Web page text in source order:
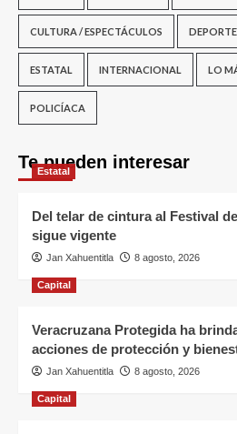
CULTURA / ESPECTÁCULOS
ESTATAL INTERNACIONAL LO
POLICÍACA
Te pueden interesar
Estatal
Del telar de cintura al Festival
sigue vigente
Jan Xahuentitla 8 agosto, 2026
Capital
Veracruzana Protegida ha
acciones de protección y
Jan Xahuentitla 8 agosto, 2026
Capital